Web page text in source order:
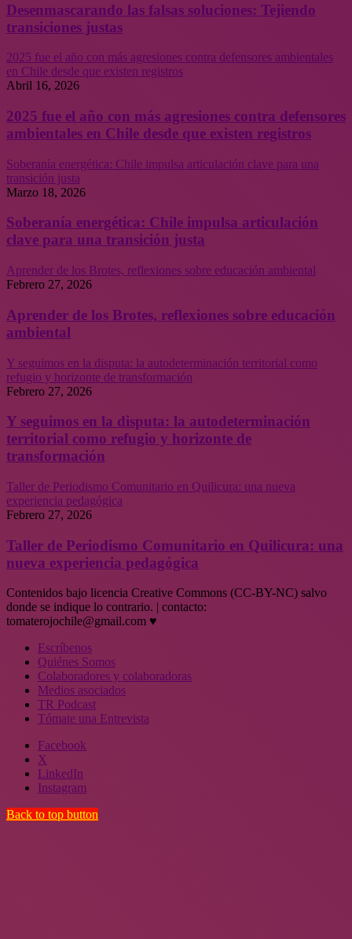
Desenmascarando las falsas soluciones: Tejiendo
transiciones justas
2025 fue el año con más agresiones contra defensores ambientales
en Chile desde que existen registros
Abril 16, 2026
2025 fue el año con más agresiones contra defensores
ambientales en Chile desde que existen registros
Soberanía energética: Chile impulsa articulación clave para una
transición justa
Marzo 18, 2026
Soberanía energética: Chile impulsa articulación
clave para una transición justa
Aprender de los Brotes, reflexiones sobre educación ambiental
Febrero 27, 2026
Aprender de los Brotes, reflexiones sobre educación
ambiental
Y seguimos en la disputa: la autodeterminación territorial como
refugio y horizonte de transformación
Febrero 27, 2026
Y seguimos en la disputa: la autodeterminación
territorial como refugio y horizonte de
transformación
Taller de Periodismo Comunitario en Quilicura: una nueva
experiencia pedagógica
Febrero 27, 2026
Taller de Periodismo Comunitario en Quilicura: una
nueva experiencia pedagógica
Contenidos bajo licencia Creative Commons (CC-BY-NC) salvo
donde se indique lo contrario. | contacto:
tomaterojochile@gmail.com ♥
Escríbenos
Quiénes Somos
Colaboradores y colaboradoras
Medios asociados
TR Podcast
Tómate una Entrevista
Facebook
X
LinkedIn
Instagram
Back to top button